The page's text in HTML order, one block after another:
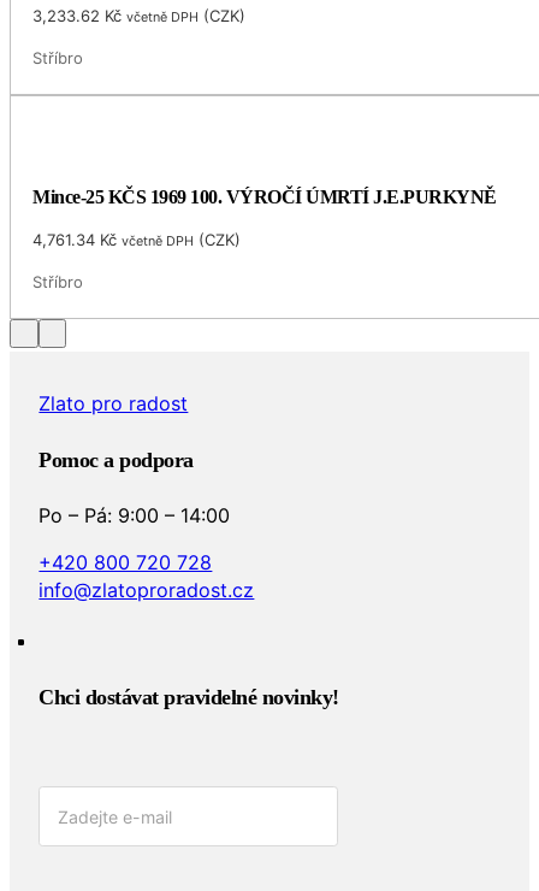
3,233.62 Kč včetně DPH (CZK)
Stříbro
Mince-25 KČS 1969 100. VÝROČÍ ÚMRTÍ J.E.PURKYNĚ
4,761.34 Kč včetně DPH (CZK)
Stříbro
Zlato pro radost
Pomoc a podpora
Po – Pá: 9:00 – 14:00
+420 800 720 728
info@zlatoproradost.cz
Chci dostávat pravidelné novinky!​